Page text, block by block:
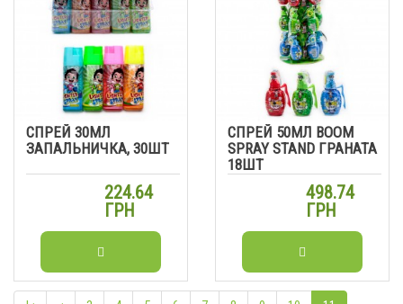
СПРЕЙ 30МЛ
ЗАПАЛЬНИЧКА, 30ШТ
224.64
ГРН
СПРЕЙ 50МЛ BOOM
SPRAY STAND ГРАНАТА
18ШТ
498.74
ГРН